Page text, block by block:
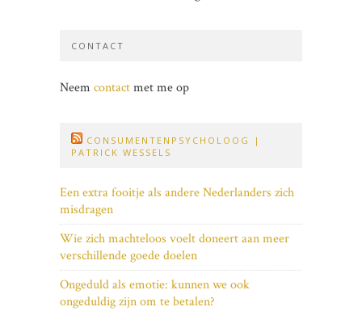
CONTACT
Neem contactmet me op
CONSUMENTENPSYCHOLOOG |
PATRICK WESSELS
Een extra fooitje als andere Nederlanders zich
misdragen
Wie zich machteloos voelt doneert aan meer
verschillende goede doelen
Ongeduld als emotie: kunnen we ook
ongeduldig zijn om te betalen?